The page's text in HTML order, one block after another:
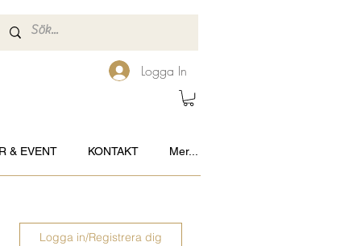
Logga In
& EVENT KONTAKT Mer...
Logga in/Registrera dig